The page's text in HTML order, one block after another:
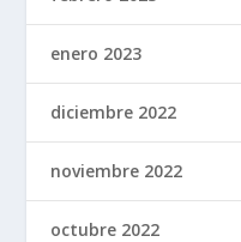
enero 2023
diciembre 2022
noviembre 2022
octubre 2022